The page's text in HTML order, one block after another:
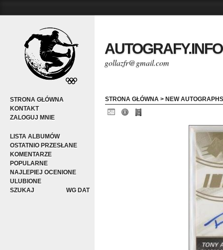
STRONA GŁÓWNA
KONTAKT
ZALOGUJ MNIE
LISTA ALBUMÓW
OSTATNIO PRZESŁANE
KOMENTARZE
POPULARNE
NAJLEPIEJ OCENIONE
ULUBIONE
WG DAT
SZUKAJ
gollazfr@gmail.com
STRONA GŁÓWNA > NEW AUTOGRAPHS